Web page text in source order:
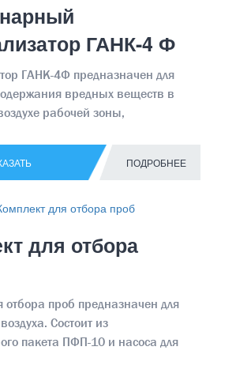
ГАНК-4 Ф
ГАНК-4Ф предназначен для
вредных веществ в
рабочей зоны,
прямые замеры воздуха,
параметр за
параметр выводит на
ПОДРОБНЕЕ
для отбора
отбора проб предназначен для
Состоит из
пакета ПФП-10 и насоса для